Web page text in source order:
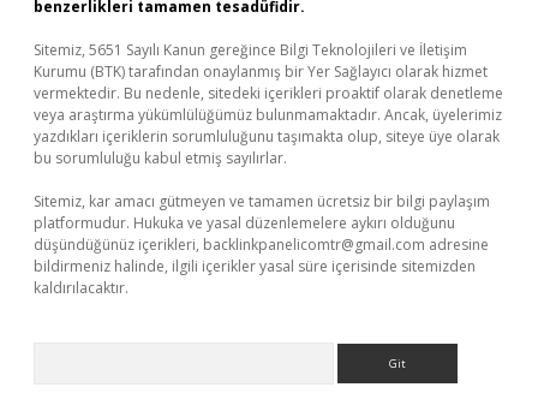
benzerlikleri tamamen tesadüfidir.
Sitemiz, 5651 Sayılı Kanun gereğince Bilgi Teknolojileri ve İletişim
Kurumu (BTK) tarafından onaylanmış bir Yer Sağlayıcı olarak hizmet
vermektedir. Bu nedenle, sitedeki içerikleri proaktif olarak denetleme
veya araştırma yükümlülüğümüz bulunmamaktadır. Ancak, üyelerimiz
yazdıkları içeriklerin sorumluluğunu taşımakta olup, siteye üye olarak
bu sorumluluğu kabul etmiş sayılırlar.
Sitemiz, kar amacı gütmeyen ve tamamen ücretsiz bir bilgi paylaşım
platformudur. Hukuka ve yasal düzenlemelere aykırı olduğunu
düşündüğünüz içerikleri, backlinkpanelicomtr@gmail.com adresine
bildirmeniz halinde, ilgili içerikler yasal süre içerisinde sitemizden
kaldırılacaktır.